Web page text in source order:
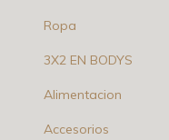
Ropa
3X2 EN BODYS
Alimentacion
Accesorios